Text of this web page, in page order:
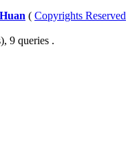
( Copyrights Reserved
9 queries .